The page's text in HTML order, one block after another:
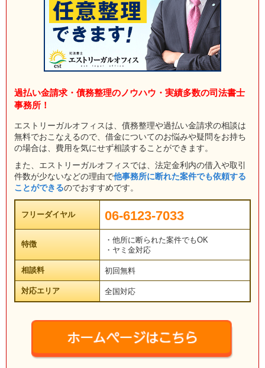
過払い金請求・債務整理のノウハウ・実績多数の司法書士
事務所！
エストリーガルオフィスは、債務整理や過払い金請求の相談は
無料でおこなえるので、借金についてのお悩みや疑問をお持ち
の場合は、費用を気にせず相談することができます。
また、エストリーガルオフィスでは、法定金利内の借入や取引
件数が少ないなどの理由で他事務所に断れた案件でも依頼する
ことができるのでおすすめです。
フリーダイヤル 06-6123-7033
特徴
・他所に断られた案件でもOK
・ヤミ金対応
相談料 初回無料
対応エリア 全国対応